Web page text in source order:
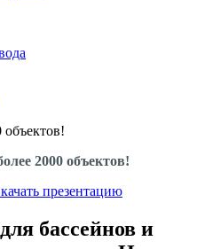
2000 объектов!
презентацию
бассейнов и